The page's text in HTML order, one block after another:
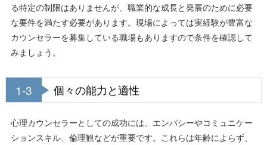
る特定の制限はありませんが、職業的な成長と発展のために必要
な要件を満たす必要があります。現場によっては実経験が豊富な
カウンセラーを募集している職場もありますので条件を確認して
みましょう。
1-3 個々の能力と適性
心理カウンセラーとしての成功には、エンパシーやコミュニケー
ションスキル、倫理観などが重要です。これらは年齢によらず、